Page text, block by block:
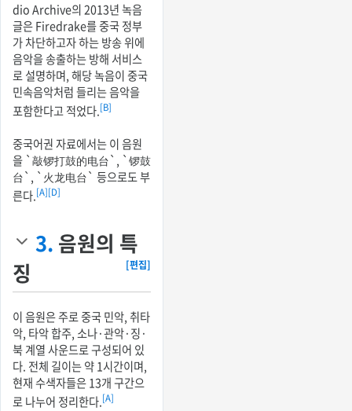
dio Archive의 2013년 녹음
글은 Firedrake를 중국 정부
가 차단하고자 하는 방송 위에
음악을 송출하는 방해 서비스
로 설명하며, 해당 녹음이 중국
민속음악처럼 들리는 음악을
포함한다고 적었다.[B]
중국어권 자료에서는 이 음원
을 `敲锣打鼓的电台`, `锣鼓
台`, `火龙电台` 등으로도 부
른다.[A][D]
3. 음원의 특
징
[편집]
이 음원은 주로 중국 민악, 취타
악, 타악 합주, 소나·관악·징·
북 계열 사운드로 구성되어 있
다. 전체 길이는 약 1시간이며,
현재 수색자들은 13개 구간으
로 나누어 정리한다.[A]